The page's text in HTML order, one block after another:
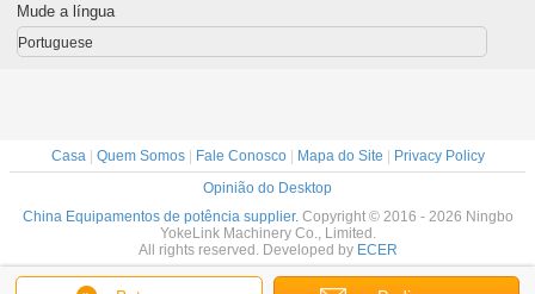
Mude a língua
Portuguese
Casa| Quem Somos| Fale Conosco| Mapa do Site | Privacy Policy
Opinião do Desktop
China Equipamentos de potência supplier. Copyright © 2016 - 2026 Ningbo
YokeLink Machinery Co., Limited.
All rights reserved. Developed by ECER